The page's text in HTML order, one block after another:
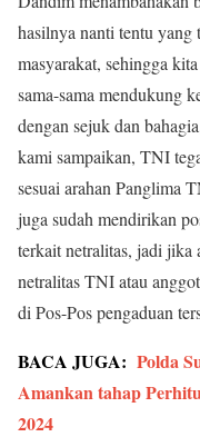
hasilnya nanti tentu yang
masyarakat, sehingga
sama-sama mendukung
dengan sejuk dan
kami sampaikan, TNI
sesuai arahan Panglima
juga sudah mendirikan
terkait netralitas, jadi jika
netralitas TNI atau
di Pos-Pos pengaduan
BACA JUGA: Polda
Amankan tahap
2024